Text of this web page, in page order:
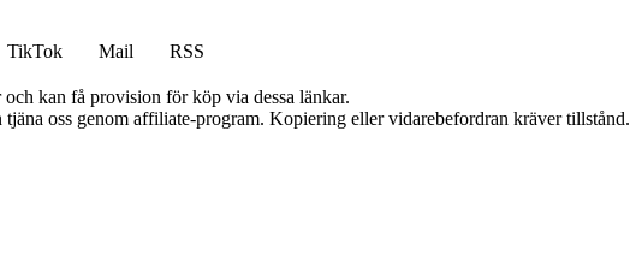
TikTok Mail
RSS
kan få provision för köp via dessa länkar.
oss genom affiliate-program. Kopiering eller vidarebefordran kräver tillstånd.